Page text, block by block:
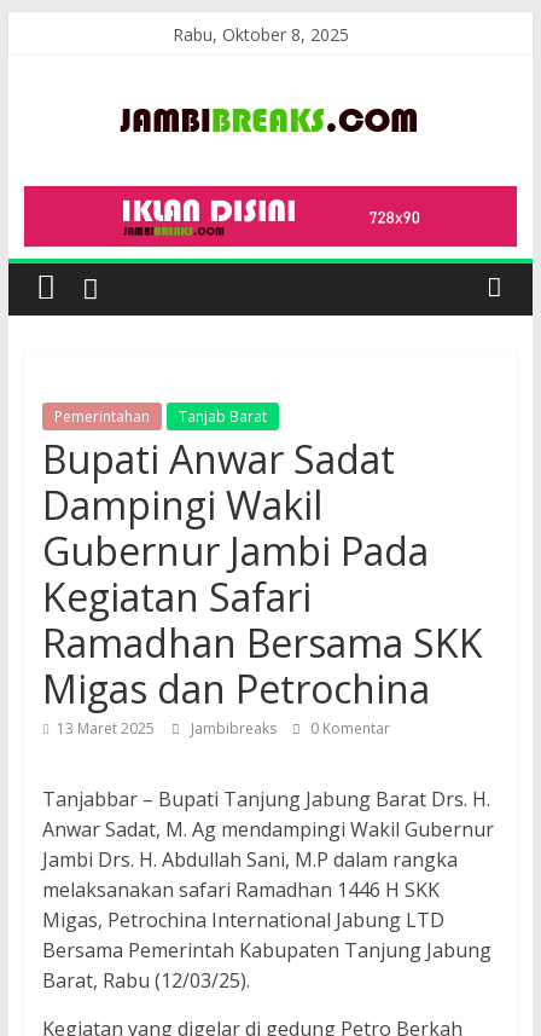
Rabu, Oktober 8, 2025
JambiBreaks
Pemerintahan Tanjab Barat
Bupati Anwar Sadat
Dampingi Wakil
Gubernur Jambi Pada
Kegiatan Safari
Ramadhan Bersama SKK
Migas dan Petrochina
13 Maret 2025 Jambibreaks 0 Komentar
Tanjabbar – Bupati Tanjung Jabung Barat Drs. H.
Anwar Sadat, M. Ag mendampingi Wakil Gubernur
Jambi Drs. H. Abdullah Sani, M.P dalam rangka
melaksanakan safari Ramadhan 1446 H SKK
Migas, Petrochina International Jabung LTD
Bersama Pemerintah Kabupaten Tanjung Jabung
Barat, Rabu (12/03/25).
Kegiatan yang digelar di gedung Petro Berkah